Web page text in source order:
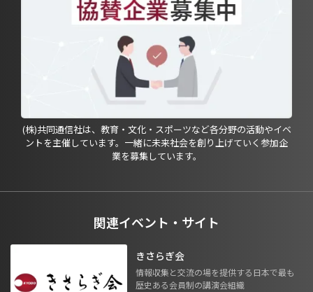
(株)共同通信社は、教育・文化・スポーツなど各分野の活動やイベ
ントを主催しています。一緒に未来社会を創り上げていく参加企
業を募集しています。
関連イベント・サイト
きさらぎ会
情報収集と交流の場を提供する日本で最も
歴史ある会員制の講演会組織